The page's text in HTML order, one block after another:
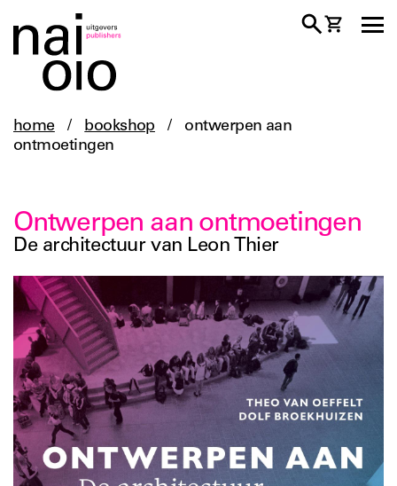
home / bookshop /
ontwerpen aan
ontmoetingen
Ontwerpen aan ontmoetingen
De architectuur van Leon Thier